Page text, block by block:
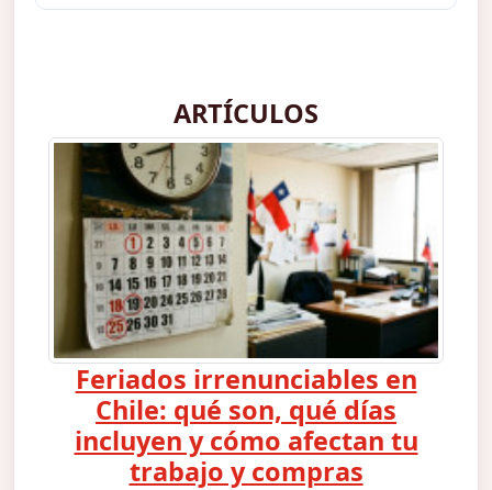
ARTÍCULOS
Feriados irrenunciables en
Chile: qué son, qué días
incluyen y cómo afectan tu
trabajo y compras